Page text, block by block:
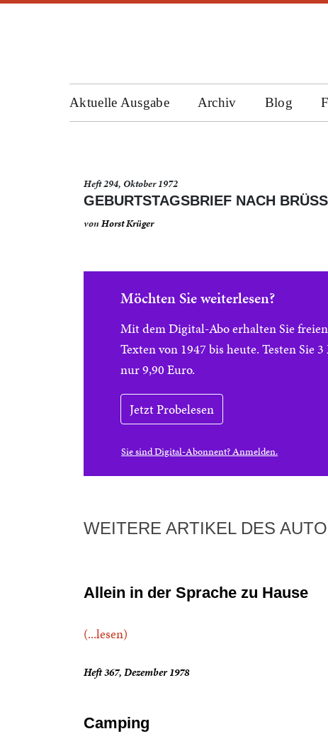
Aktuelle Ausgabe Archiv Blog
Heft 294, Oktober 1972
GEBURTSTAGSBRIEF NACH
vonHorst Krüger
Möchten Sie weiterlesen?
Mit dem Digital-Abo erhalten Sie
Texten von 1947 bis heute. Testen Sie
nur 9,90 Euro.
Jetzt Probelesen
Sie sind Digital-Abonnent? Anmelden.
WEITERE ARTIKEL DES
Allein in der Sprache zu Hause
(...lesen)
Heft 367, Dezember 1978
Camping